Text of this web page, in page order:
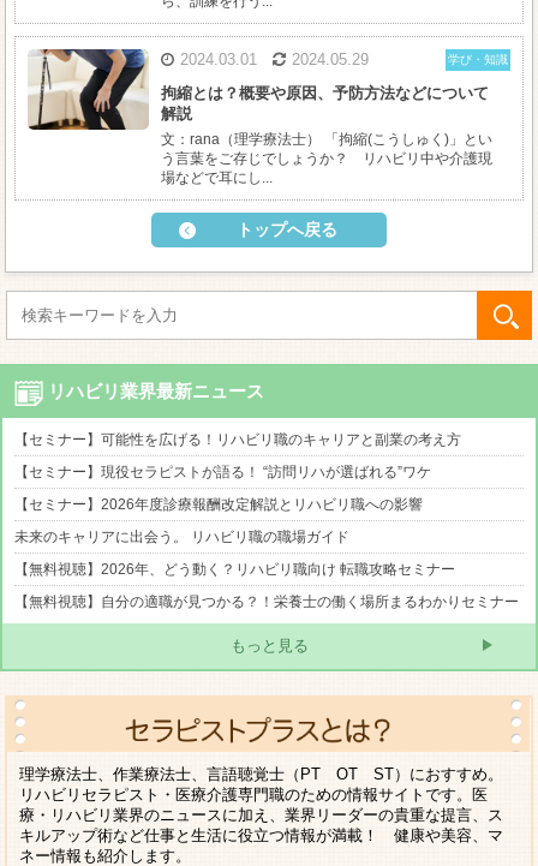
2024.03.01 2024.05.29 学び・知識
拘縮とは？概要や原因、予防方法などについて
解説
文：rana（理学療法士） 「拘縮(こうしゅく)」とい
う言葉をご存じでしょうか？ リハビリ中や介護現
場などで耳にし...
トップへ戻る
リハビリ業界最新ニュース
【セミナー】可能性を広げる！リハビリ職のキャリアと副業の考え方
【セミナー】現役セラピストが語る！ “訪問リハが選ばれる”ワケ
【セミナー】2026年度診療報酬改定解説とリハビリ職への影響
未来のキャリアに出会う。 リハビリ職の職場ガイド
【無料視聴】2026年、どう動く？リハビリ職向け 転職攻略セミナー
【無料視聴】自分の適職が見つかる？！栄養士の働く場所まるわかりセミナー
もっと見る
理学療法士、作業療法士、言語聴覚士（PT OT ST）におすすめ。
リハビリセラピスト・医療介護専門職のための情報サイトです。医
療・リハビリ業界のニュースに加え、業界リーダーの貴重な提言、ス
キルアップ術など仕事と生活に役立つ情報が満載！ 健康や美容、マ
ネー情報も紹介します。